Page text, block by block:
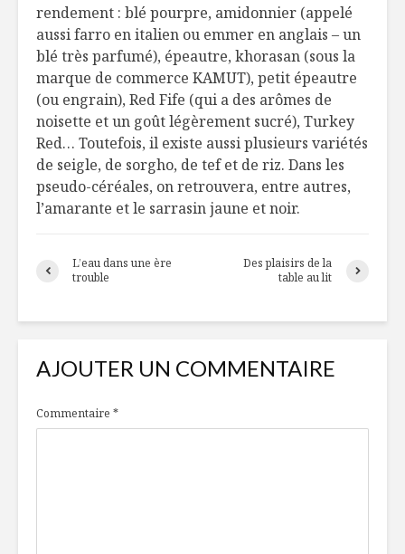
rendement : blé pourpre, amidonnier (appelé
aussi farro en italien ou emmer en anglais – un
blé très parfumé), épeautre, khorasan (sous la
marque de commerce KAMUT), petit épeautre
(ou engrain), Red Fife (qui a des arômes de
noisette et un goût légèrement sucré), Turkey
Red… Toutefois, il existe aussi plusieurs variétés
de seigle, de sorgho, de tef et de riz. Dans les
pseudo-céréales, on retrouvera, entre autres,
l’amarante et le sarrasin jaune et noir.
L’eau dans une ère
trouble
Des plaisirs de la
table au lit
AJOUTER UN COMMENTAIRE
Commentaire *